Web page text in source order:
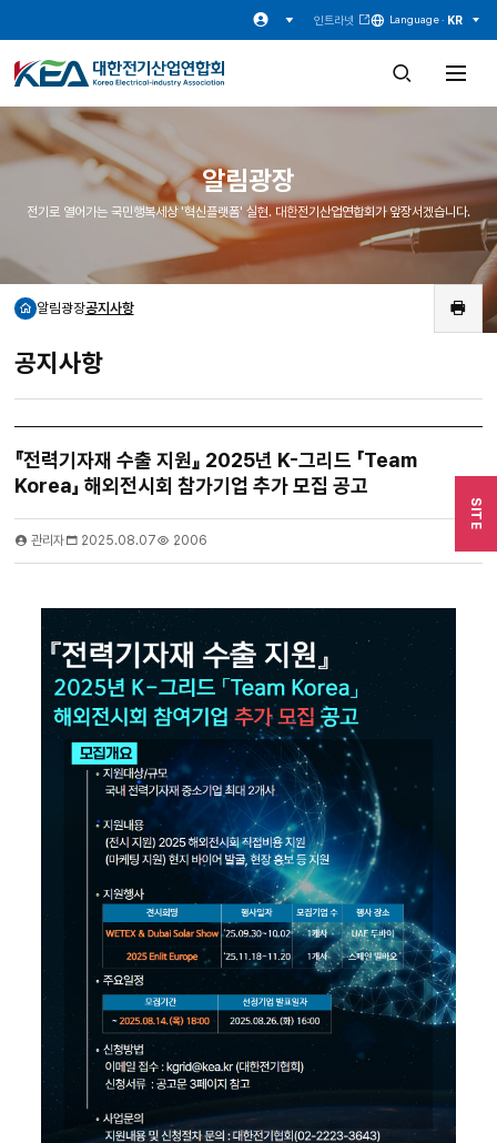
SITE
인트라넷 Language · KR
검
창
전
알림광장
전기로 열어가는 국민행복세상 '혁신플랫폼' 실현. 대한전기산업연합회가 앞장서겠습니다.
홈알림광장공지사항
인
쇄
공지사항
『전력기자재 수출 지원』 2025년 K-그리드 「Team
Korea」 해외전시회 참가기업 추가 모집 공고
관리자 2025.08.07 2006